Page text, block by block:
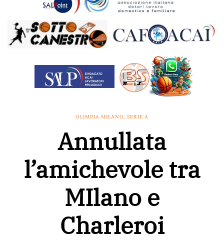
OLIMPIA MILANO, SERIE A
Annullata
l’amichevole tra
MIlano e
Charleroi